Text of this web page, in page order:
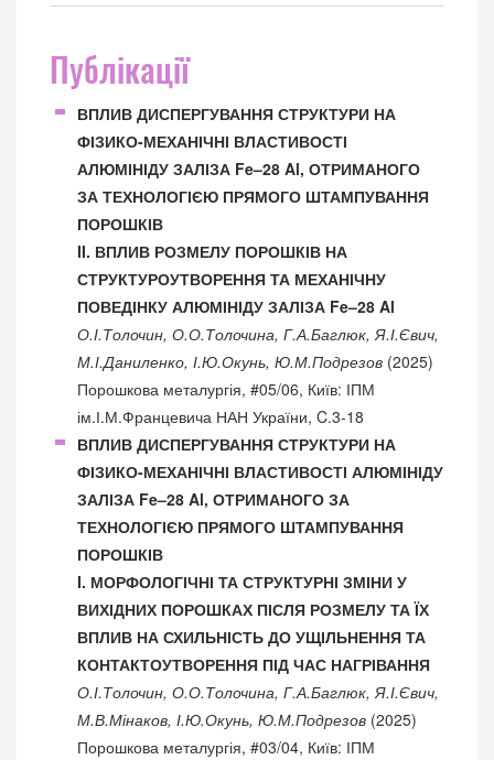
Публікації
ВПЛИВ ДИСПЕРГУВАННЯ СТРУКТУРИ НА
ФІЗИКО-МЕХАНІЧНІ ВЛАСТИВОСТІ
АЛЮМІНІДУ ЗАЛІЗА Fe–28 Al, ОТРИМАНОГО
ЗА ТЕХНОЛОГІЄЮ ПРЯМОГО ШТАМПУВАННЯ
ПОРОШКІВ
II. ВПЛИВ РОЗМЕЛУ ПОРОШКІВ НА
СТРУКТУРОУТВОРЕННЯ ТА МЕХАНІЧНУ
ПОВЕДІНКУ АЛЮМІНІДУ ЗАЛІЗА Fe–28 Al
О.І.Толочин, О.О.Толочина, Г.А.Баглюк, Я.І.Євич,
М.І.Даниленко, І.Ю.Окунь, Ю.М.Подрезов (2025)
Порошкова металургія, #05/06, Київ: ІПМ
ім.І.М.Францевича НАН України, C.3-18
ВПЛИВ ДИСПЕРГУВАННЯ СТРУКТУРИ НА
ФІЗИКО-МЕХАНІЧНІ ВЛАСТИВОСТІ АЛЮМІНІДУ
ЗАЛІЗА Fe–28 Al, ОТРИМАНОГО ЗА
ТЕХНОЛОГІЄЮ ПРЯМОГО ШТАМПУВАННЯ
ПОРОШКІВ
I. МОРФОЛОГІЧНІ ТА СТРУКТУРНІ ЗМІНИ У
ВИХІДНИХ ПОРОШКАХ ПІСЛЯ РОЗМЕЛУ ТА ЇХ
ВПЛИВ НА СХИЛЬНІСТЬ ДО УЩІЛЬНЕННЯ ТА
КОНТАКТОУТВОРЕННЯ ПІД ЧАС НАГРІВАННЯ
О.І.Толочин, О.О.Толочина, Г.А.Баглюк, Я.І.Євич,
М.В.Мінаков, І.Ю.Окунь, Ю.М.Подрезов (2025)
Порошкова металургія, #03/04, Київ: ІПМ